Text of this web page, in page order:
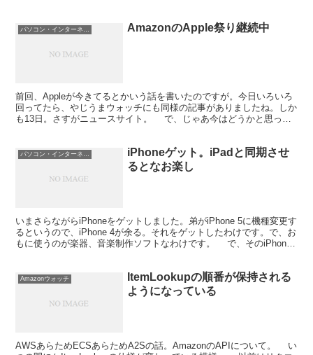
パソコン・インターネット AmazonのApple祭り継続中
前回、Appleが今きてるとかいう話を書いたのですが。今日いろいろ
回ってたら、やじうまウォッチにも同様の記事がありましたね。しか
も13日。さすがニュースサイト。 で、じゃあ今はどうかと思った
パソコン・インターネット
iPhoneゲット。iPadと同期させ
るとなお楽し
いまさらながらiPhoneをゲットしました。弟がiPhone 5に機種変更す
るというので、iPhone 4が余る。それをゲットしたわけです。で、お
もに使うのが楽器、音楽制作ソフトなわけです。 で、そのiPhone
Amazonウォッチ
ItemLookupの順番が保持される
ようになっている
AWSあらためECSあらためA2Sの話。AmazonのAPIについて。 い